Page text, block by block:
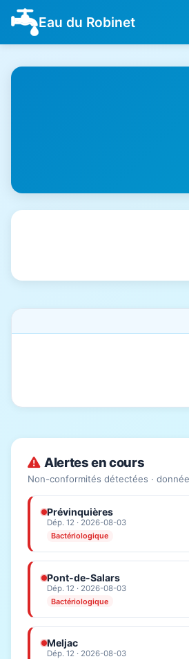
Eau du Robinet
Résultats de qualité
Fenêtres d'information
Alertes en cours
Non-conformités détectées ·
Prévinquières
Dép. 12 · 2026-08-03
Bactériologique
Pont-de-Salars
Dép. 12 · 2026-08-03
Bactériologique
Meljac
Dép. 12 · 2026-08-03